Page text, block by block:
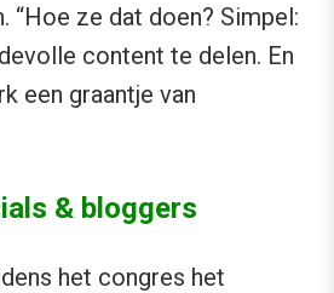
“Hoe ze dat doen? Simpel:
content te delen. En
een graantje van
& bloggers
het congres het